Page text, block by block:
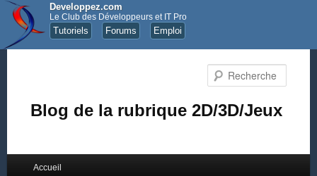
Developpez.com
Le Club des Développeurs et IT Pro
Tutoriels Forums Emploi
Blog de la rubrique 2D/3D/Jeux
Aller au contenu principal
Aller au contenu secondaire
Accueil